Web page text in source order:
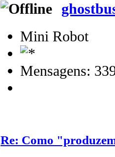
Mini Robot
Mensagens:
Re: Como